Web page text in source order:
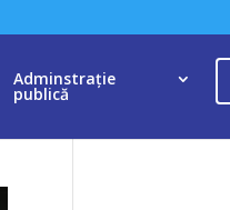
Adminstrație
publică